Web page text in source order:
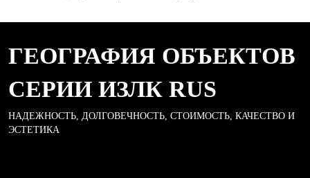
ГЕОГРАФИЯ ОБЪЕКТОВ
СЕРИИ ИЗЛК RUS
НАДЕЖНОСТЬ, ДОЛГОВЕЧНОСТЬ, СТОИМОСТЬ, КАЧЕСТВО И
ЭСТЕТИКА